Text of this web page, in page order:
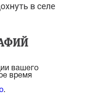
в селе
вашего
время
.